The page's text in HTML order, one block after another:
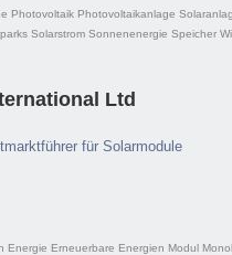
Photovoltaik Photovoltaikanlage
Solarstrom Sonnenenergie Speicher
Ltd
für Solarmodule
Energie Erneuerbare Energien Modul